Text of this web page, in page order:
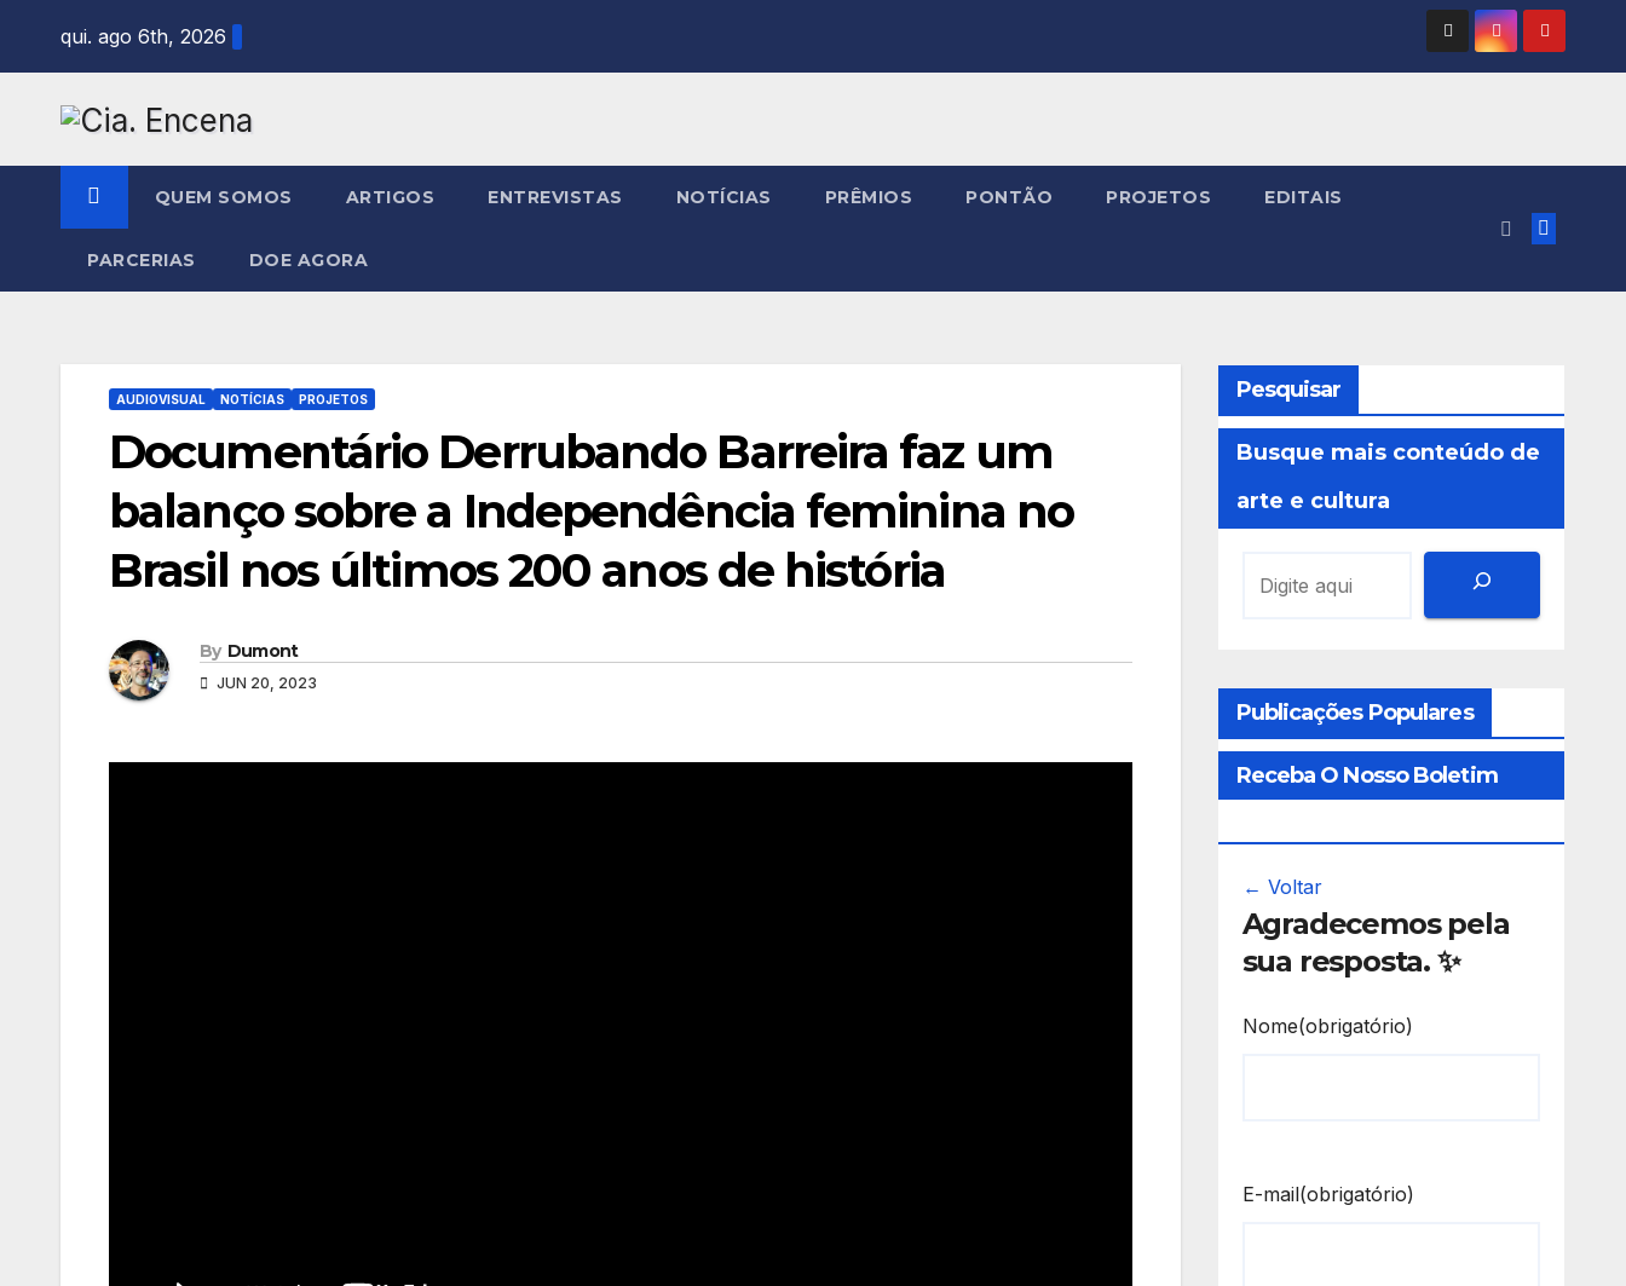
qui. ago 6th, 2026
QUEM SOMOS ARTIGOS ENTREVISTAS NOTÍCIAS PRÊMIOS PONTÃO PROJETOS EDITAIS
PARCERIAS DOE AGORA
AUDIOVISUAL NOTÍCIAS PROJETOS
Documentário Derrubando Barreira faz um
balanço sobre a Independência feminina no
Brasil nos últimos 200 anos de história
By Dumont
JUN 20, 2023
Pesquisar
Busque mais conteúdo de
arte e cultura
Publicações Populares
Receba O Nosso Boletim
← Voltar
Agradecemos pela
sua resposta. ✨
Nome(obrigatório)
E-mail(obrigatório)